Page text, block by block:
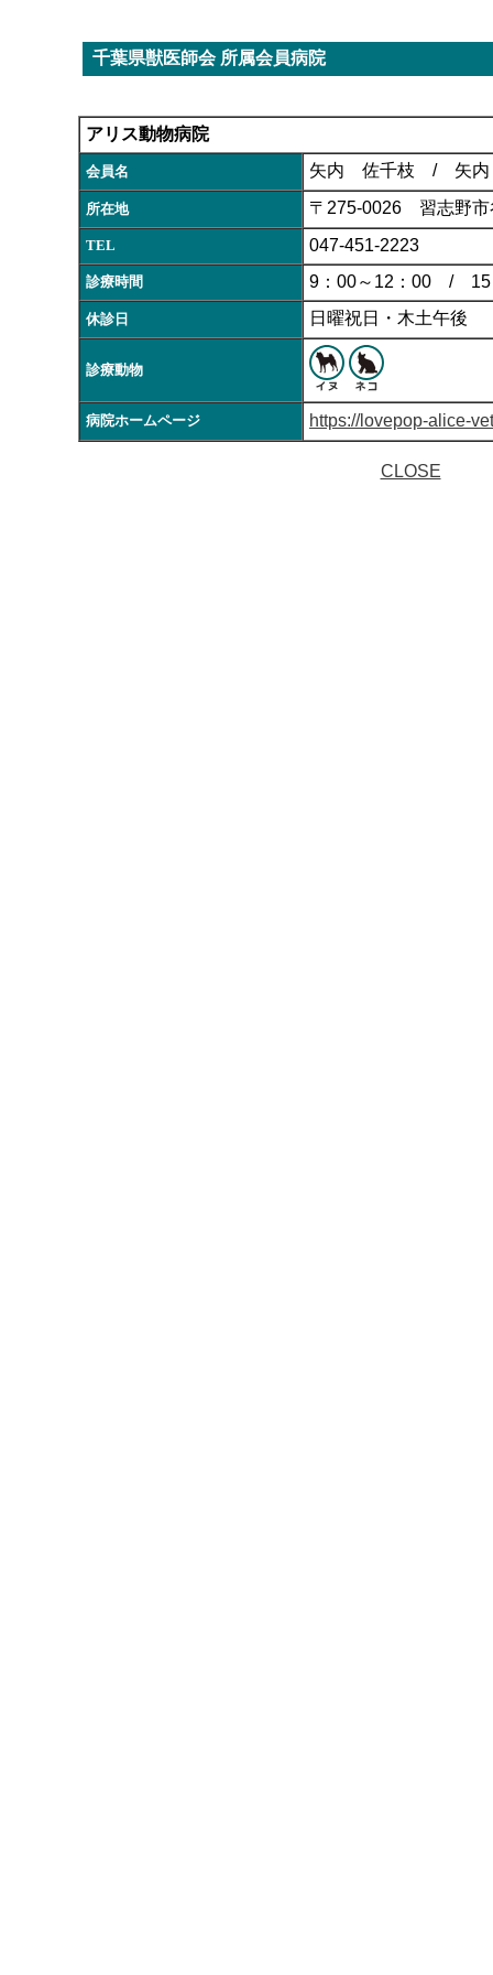
千葉県獣医師会 所属会員病院
アリス動物病院
会員名 矢内 佐千枝 / 矢
所在地 〒275-0026 習志野市
TEL 047-451-2223
診療時間 9：00～12：00 / 15
休診日 日曜祝日・木土午後
診療動物
病院ホームページ https://lovepop-alice-
CLOSE